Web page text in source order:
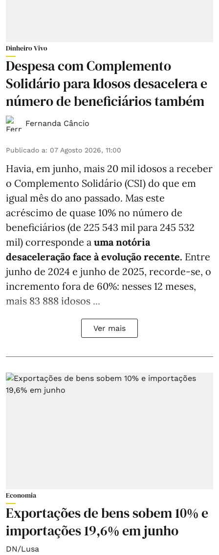
Dinheiro Vivo
Despesa com Complemento
Solidário para Idosos desacelera e
número de beneficiários também
Fernanda Câncio
Publicado a: 07 Agosto 2026, 11:00
Havia, em junho, mais 20 mil idosos a receber
o Complemento Solidário (CSI) do que em
igual mês do ano passado. Mas este
acréscimo de quase 10% no número de
beneficiários (de 225 543 mil para 245 532
mil) corresponde a uma notória
desaceleração face à evolução recente. Entre
junho de 2024 e junho de 2025, recorde-se, o
incremento fora de 60%: nesses 12 meses,
mais 83 888 idosos ...
Ver mais
Economia
Exportações de bens sobem 10% e
importações 19,6% em junho
DN/Lusa